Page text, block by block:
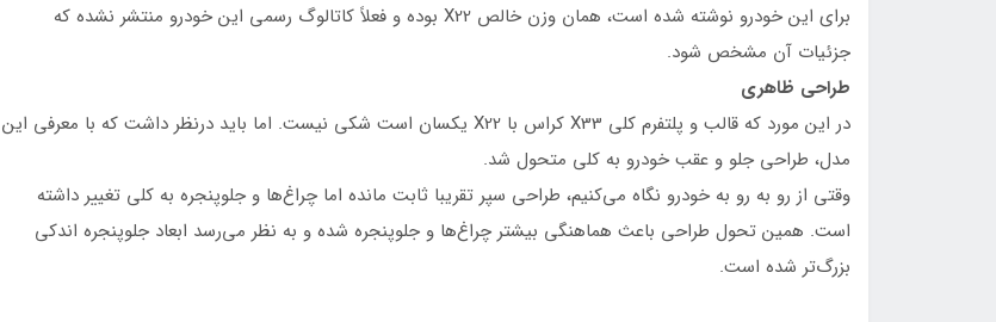
برای این خودرو نوشته شده است، همان وزن خالص X22 بوده و فعلاً کاتالوگ رسمی این خودرو منتشر نشده که
جزئیات آن مشخص شود.
طراحی ظاهری
در این مورد که قالب و پلتفرم کلی X33 کراس با X22 یکسان است شکی نیست. اما باید درنظر داشت که با معرفی این
مدل، طراحی جلو و عقب خودرو به کلی متحول شد.
وقتی از رو به رو به خودرو نگاه می‌کنیم، طراحی سپر تقریبا ثابت مانده اما چراغ‌ها و جلوپنجره به کلی تغییر داشته
است. همین تحول طراحی باعث هماهنگی بیشتر چراغ‌ها و جلوپنجره شده و به نظر می‌رسد ابعاد جلوپنجره اندکی
بزرگ‌تر شده است.